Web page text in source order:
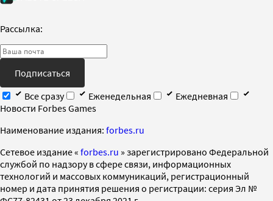
Рассылка:
Подписаться
Все сразу
Еженедельная
Ежедневная
Новости Forbes Games
Наименование издания: forbes.ru
Cетевое издание « forbes.ru » зарегистрировано Федеральной
службой по надзору в сфере связи, информационных
технологий и массовых коммуникаций, регистрационный
номер и дата принятия решения о регистрации: серия Эл №